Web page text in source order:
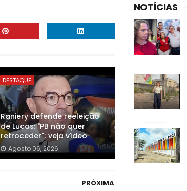
DESTAQUE
Raniery defende reeleição
de Lucas: "PB não quer
retroceder"; veja vídeo
Agosto 06, 2026
PRÓXIMA
NOTÍCIAS